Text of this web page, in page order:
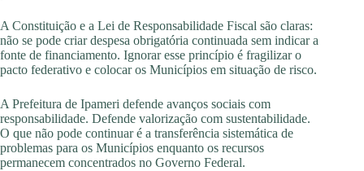
A Constituição e a Lei de Responsabilidade Fiscal são claras:
não se pode criar despesa obrigatória continuada sem indicar a
fonte de financiamento. Ignorar esse princípio é fragilizar o
pacto federativo e colocar os Municípios em situação de risco.
A Prefeitura de Ipameri defende avanços sociais com
responsabilidade. Defende valorização com sustentabilidade.
O que não pode continuar é a transferência sistemática de
problemas para os Municípios enquanto os recursos
permanecem concentrados no Governo Federal.